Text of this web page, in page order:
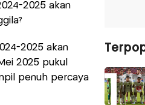
2025 akan
2025 akan
2025 pukul
penuh percaya